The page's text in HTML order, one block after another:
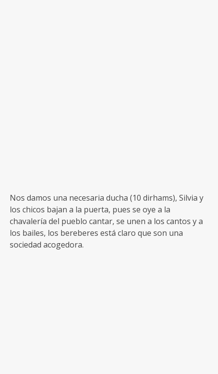
Nos damos una necesaria ducha (10 dirhams), Silvia y
los chicos bajan a la puerta, pues se oye a la
chavalería del pueblo cantar, se unen a los cantos y a
los bailes, los bereberes está claro que son una
sociedad acogedora.